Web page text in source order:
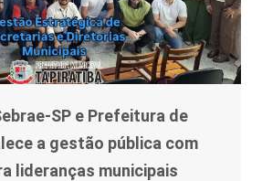
SP e Prefeitura de
a gestão pública com
lideranças municipais